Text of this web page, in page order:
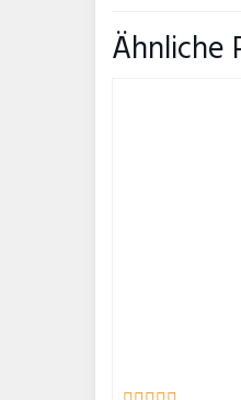
Ähnliche